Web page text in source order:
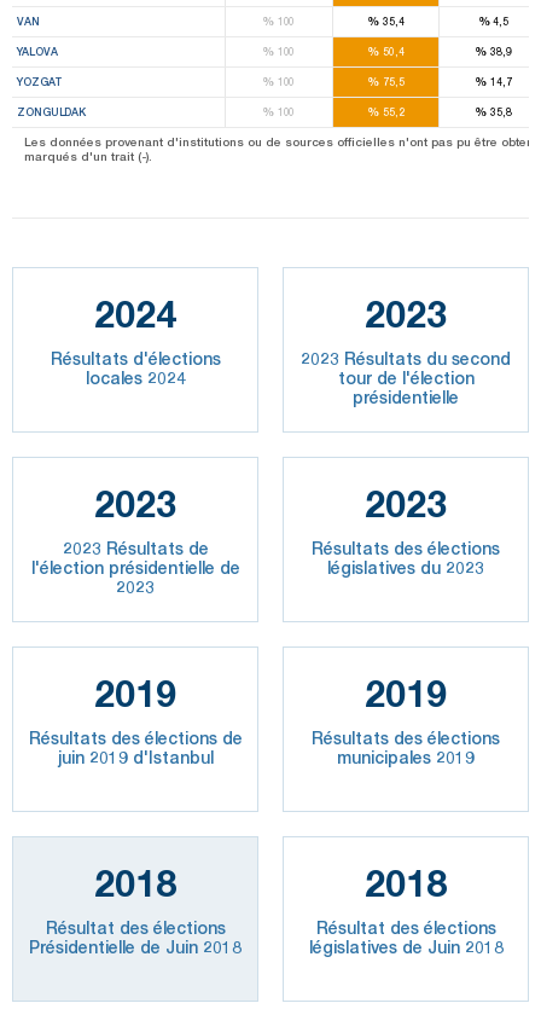
VAN %100 % 35,4 %4,5
YALOVA %100 % 50,4 % 38,9
YOZGAT %100 % 75,5 % 14,7
ZONGULDAK %100 % 55,2 % 35,8
Les données provenant d'institutions ou de sources officielles n'ont pas pu être
marqués d'un trait (-).
2024
Résultats d'élections
locales 2024
2023
2023 Résultats du second
tour de l'élection
présidentielle
2023
2023 Résultats de
l'élection présidentielle de
2023
2023
Résultats des élections
législatives du 2023
2019
Résultats des élections de
juin 2019 d'Istanbul
2019
Résultats des élections
municipales 2019
2018
Résultat des élections
Présidentielle de Juin 2018
2018
Résultat des élections
législatives de Juin 2018